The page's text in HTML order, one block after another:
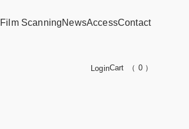
Film ScanningNewsAccessContact
LoginCart （ 0 ）